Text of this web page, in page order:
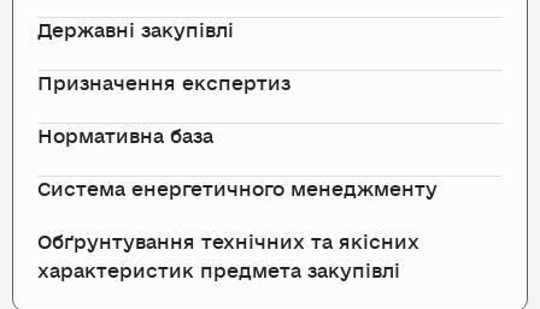
Державні закупівлі
Призначення експертиз
Нормативна база
Система енергетичного менеджменту
Обґрунтування технічних та якісних
характеристик предмета закупівлі